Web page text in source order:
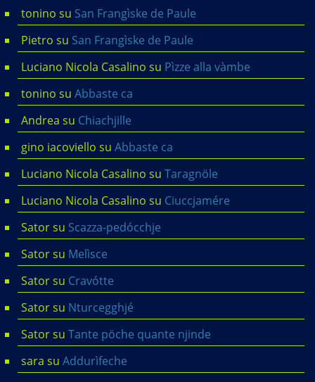
tonino su San Frangìske de Paule
Pietro su San Frangìske de Paule
Luciano Nicola Casalino su Pìzze alla vàmbe
tonino su Abbaste ca
Andrea su Chiachjille
gino iacoviello su Abbaste ca
Luciano Nicola Casalino su Taragnöle
Luciano Nicola Casalino su Ciuccjamére
Satorsu Scazza-pedócchje
Satorsu Melìsce
Satorsu Cravótte
Satorsu Nturcegghjé
Satorsu Tante pöche quante njinde
sara su Addurìfeche